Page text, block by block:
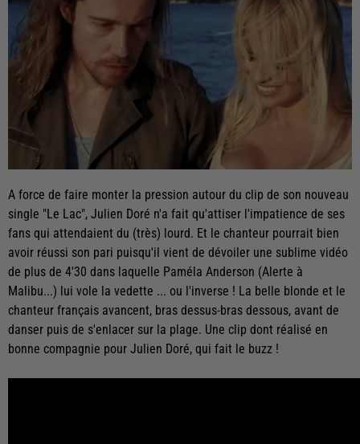
A force de faire monter la pression autour du clip de son nouveau
single "Le Lac", Julien Doré n'a fait qu'attiser l'impatience de ses
fans qui attendaient du (très) lourd. Et le chanteur pourrait bien
avoir réussi son pari puisqu'il vient de dévoiler une sublime vidéo
de plus de 4'30 dans laquelle Paméla Anderson (Alerte à
Malibu...) lui vole la vedette ... ou l'inverse ! La belle blonde et le
chanteur français avancent, bras dessus-bras dessous, avant de
danser puis de s'enlacer sur la plage. Une clip dont réalisé en
bonne compagnie pour Julien Doré, qui fait le buzz !